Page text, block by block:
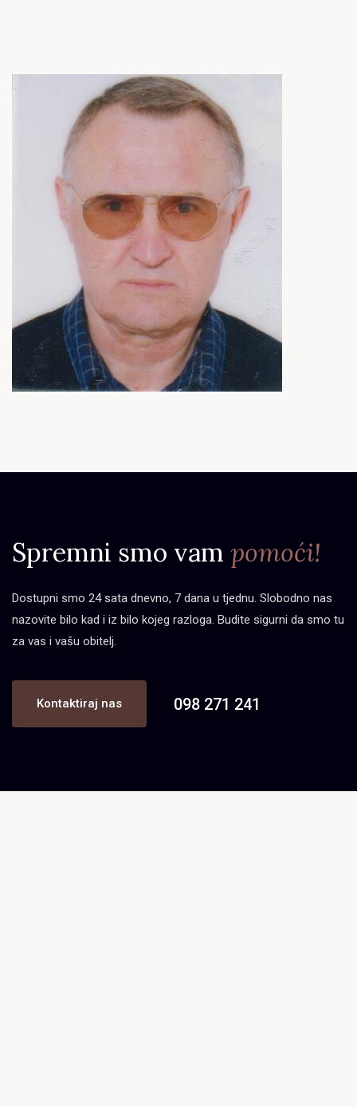
Spremni smo vam pomoći!
Dostupni smo 24 sata dnevno, 7 dana u tjednu. Slobodno nas
nazovite bilo kad i iz bilo kojeg razloga. Budite sigurni da smo tu
za vas i vašu obitelj.
Kontaktiraj nas 098 271 241